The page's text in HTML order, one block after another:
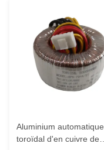
Aluminium automatique
toroïdal d'en cuivre de